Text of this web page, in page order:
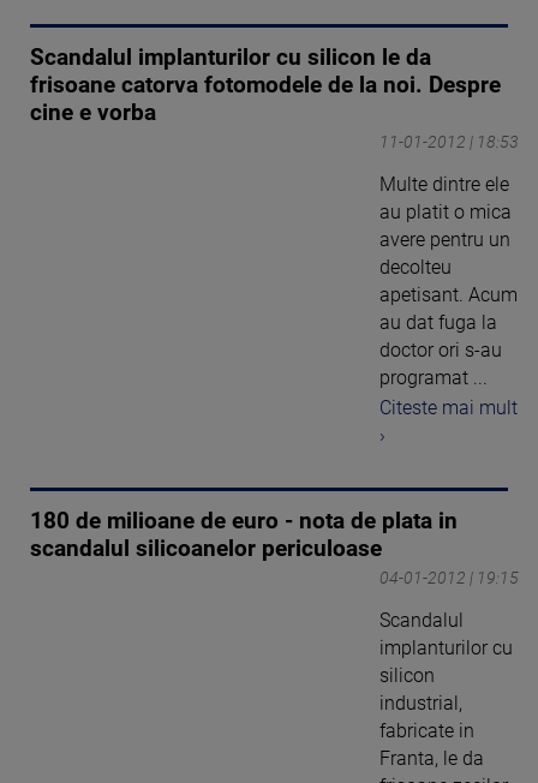
Scandalul implanturilor cu silicon le da
frisoane catorva fotomodele de la noi. Despre
cine e vorba
11-01-2012 | 18:53
Multe dintre ele
au platit o mica
avere pentru un
decolteu
apetisant. Acum
au dat fuga la
doctor ori s-au
programat ...
Citeste mai mult
›
180 de milioane de euro - nota de plata in
scandalul silicoanelor periculoase
04-01-2012 | 19:15
Scandalul
implanturilor cu
silicon
industrial,
fabricate in
Franta, le da